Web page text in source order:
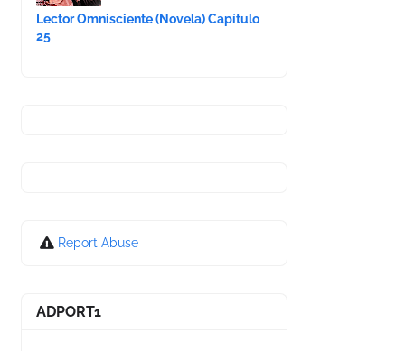
Lector Omnisciente (Novela) Capítulo
25
Report Abuse
ADPORT1